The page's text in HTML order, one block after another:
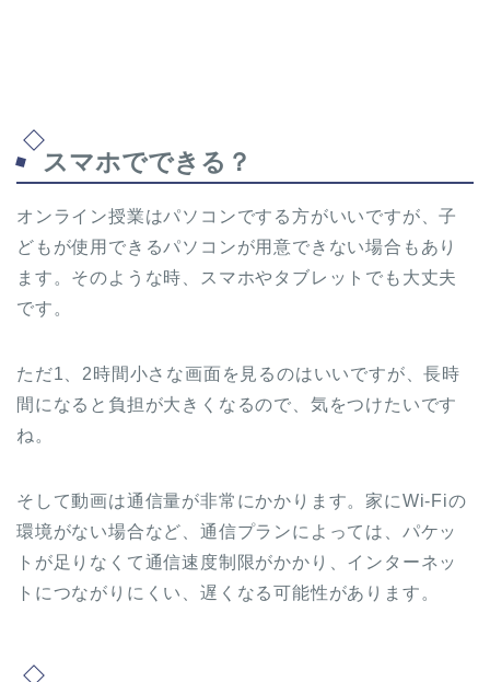
スマホでできる？
オンライン授業はパソコンでする方がいいですが、子
どもが使用できるパソコンが用意できない場合もあり
ます。そのような時、スマホやタブレットでも大丈夫
です。
ただ1、2時間小さな画面を見るのはいいですが、長時
間になると負担が大きくなるので、気をつけたいです
ね。
そして動画は通信量が非常にかかります。家にWi-Fiの
環境がない場合など、通信プランによっては、パケッ
トが足りなくて通信速度制限がかかり、インターネッ
トにつながりにくい、遅くなる可能性があります。